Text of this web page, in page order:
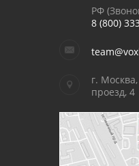
РФ
8 (800)
г.
проезд, 4